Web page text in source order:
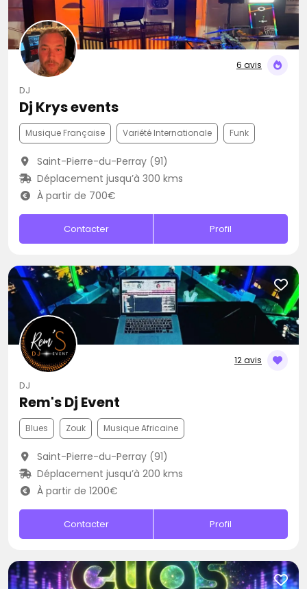
6 avis
DJ
Dj Krys events
Musique Française Variété Internationale Funk
Saint-Pierre-du-Perray (91)
Déplacement jusqu’à 300 kms
À partir de 700€
Contacter Profil
12 avis
DJ
Rem's Dj Event
Blues Zouk Musique Africaine
Saint-Pierre-du-Perray (91)
Déplacement jusqu’à 200 kms
À partir de 1200€
Contacter Profil